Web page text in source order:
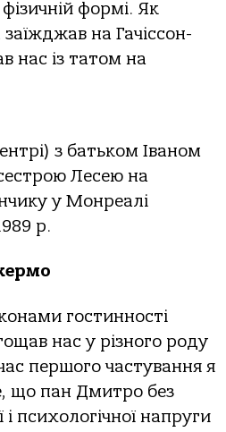
фізичній формі. Як
на Гачіссон-
нас із татом на
з батьком Іваном
Лесею на
у Монреалі
р.
гостинності
нас у різного роду
першого частування я
що пан Дмитро без
і психологічної напруги